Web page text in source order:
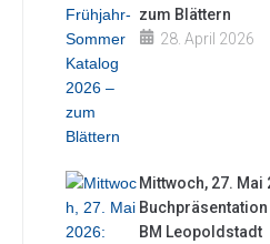
zum Blättern
28. April 2026
Mittwoch, 27. Mai
Buchpräsentation
BM Leopoldstadt